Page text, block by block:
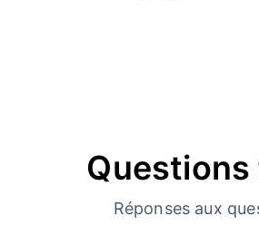
Réponses aux